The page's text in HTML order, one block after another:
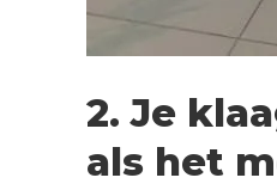
2. Je
als het